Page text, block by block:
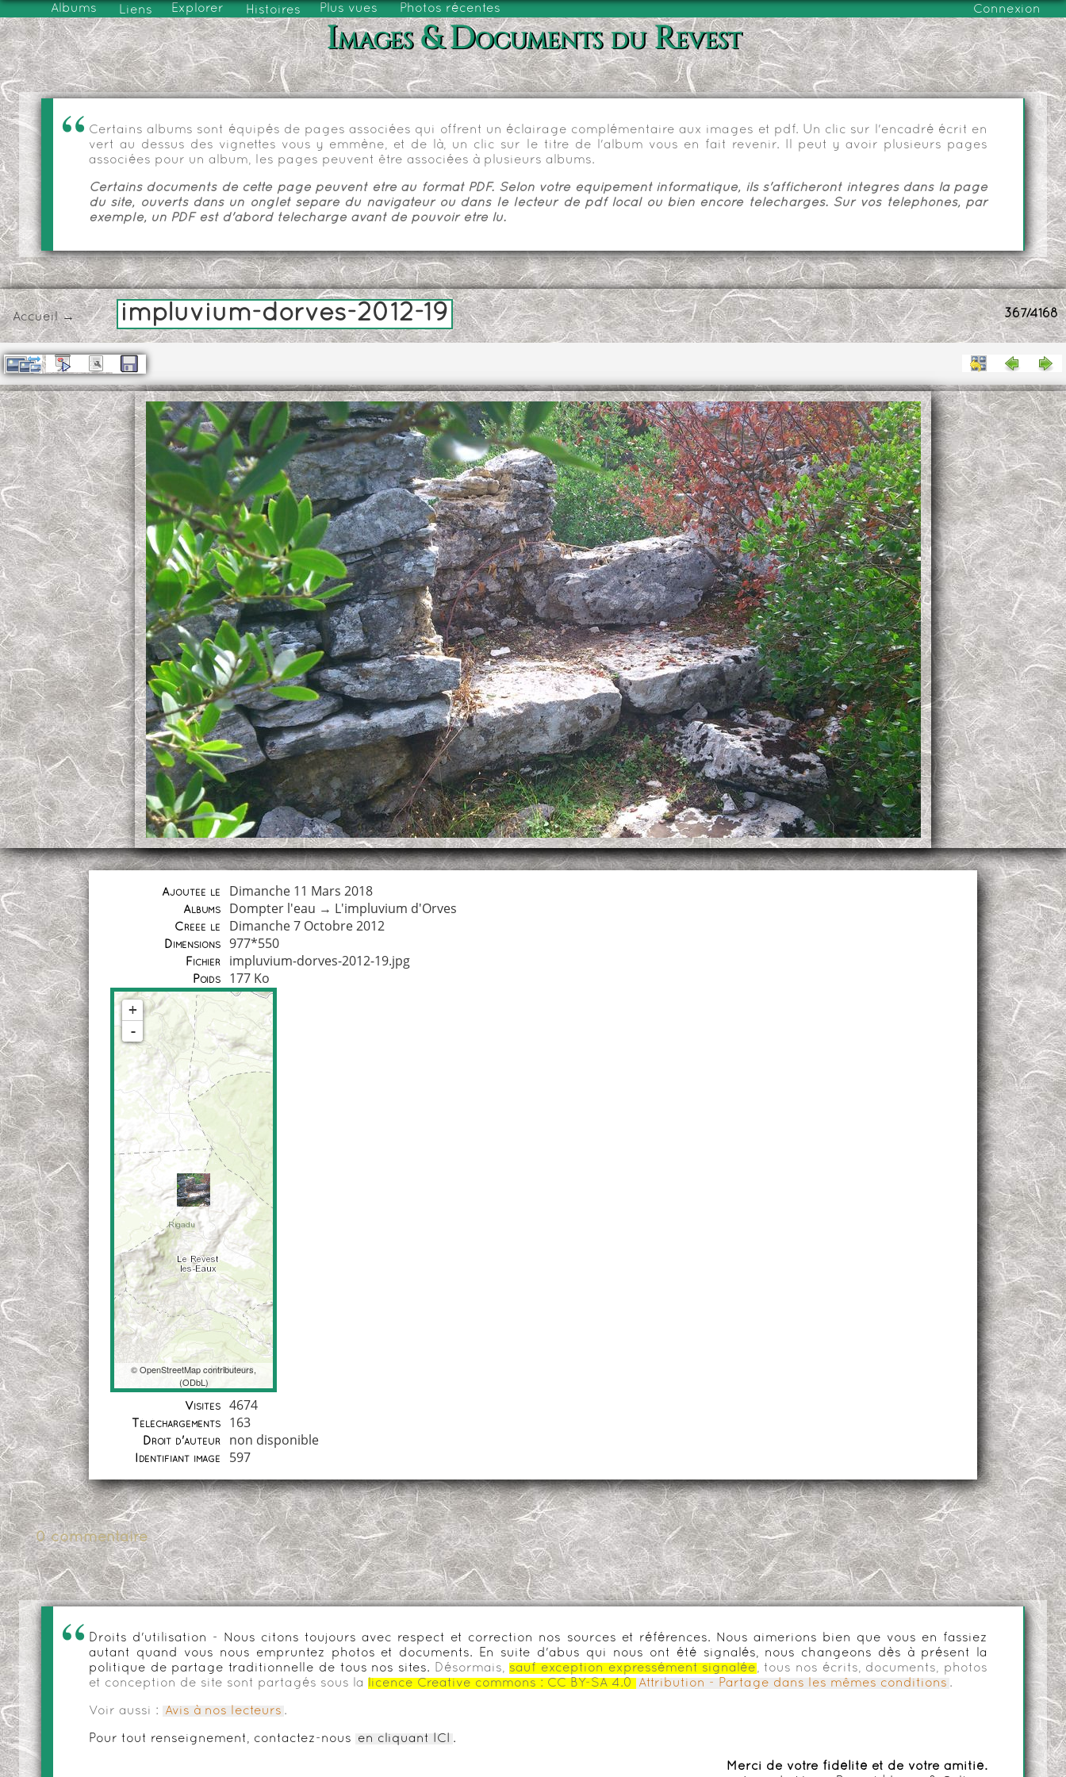
Albums Liens Explorer Histoires Plus vues Photos récentes Connexion
Images & Documents du Revest
Certains albums sont équipés de pages associées qui offrent un éclairage complémentaire aux images et pdf. Un clic sur l'encadré écrit en
vert au dessus des vignettes vous y emmène, et de là, un clic sur le titre de l'album vous en fait revenir. Il peut y avoir plusieurs pages
associées pour un album, les pages peuvent être associées à plusieurs albums.
Certains documents de cette page peuvent être au format PDF. Selon votre équipement informatique, ils s'afficheront intégrés dans la page
du site, ouverts dans un onglet séparé du navigateur ou dans le lecteur de pdf local ou bien encore téléchargés. Sur vos téléphones, par
exemple, un PDF est d'abord téléchargé avant de pouvoir être lu.
367/4168
Accueil→ impluvium-dorves-2012-19
Ajoutée le Dimanche 11 Mars 2018
Albums Dompter l'eau → L'impluvium d'Orves
Créée le Dimanche 7 Octobre 2012
Dimensions 977*550
Fichier impluvium-dorves-2012-19.jpg
Poids 177 Ko
Coordonnées
+
-
©OpenStreetMapcontributeurs,
(ODbL )
Visites 4674
Téléchargements 163
Droit d'auteur non disponible
Identifiant image 597
0 commentaire
Droits d'utilisation - Nous citons toujours avec respect et correction nos sources et références. Nous aimerions bien que vous en fassiez
autant quand vous nous empruntez photos et documents. En suite d'abus qui nous ont été signalés, nous changeons dès à présent la
politique de partage traditionnelle de tous nos sites.
Désormais, sauf exception expressément signalée , tous nos écrits, documents, photos
et conception de site sont partagés sous la
licence Creative commons : CC BY-SA 4.0 Attribution - Partage dans les mêmes conditions .
Voir aussi : Avis à nos lecteurs .
Pour tout renseignement, contactez-nous en cliquant ICI .
Merci de votre fidélité et de votre amitié.